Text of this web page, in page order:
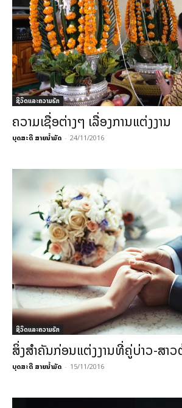
ຊີວິດແລະຄວາມຮັກ
ຄວາມເຊື່ອຕ່າງໆ ເລື່ອງການແຕ່ງງານ
ບຸດສະດີ ສາຍນ້ຳມັດ - 24/11/2016
ຊີວິດແລະຄວາມຮັກ
ສິ່ງສຳຄັນກ່ອນແຕ່ງງານທີ່ຄູ່ບ່າວ-ສາ
ບຸດສະດີ ສາຍນ້ຳມັດ - 15/11/2016